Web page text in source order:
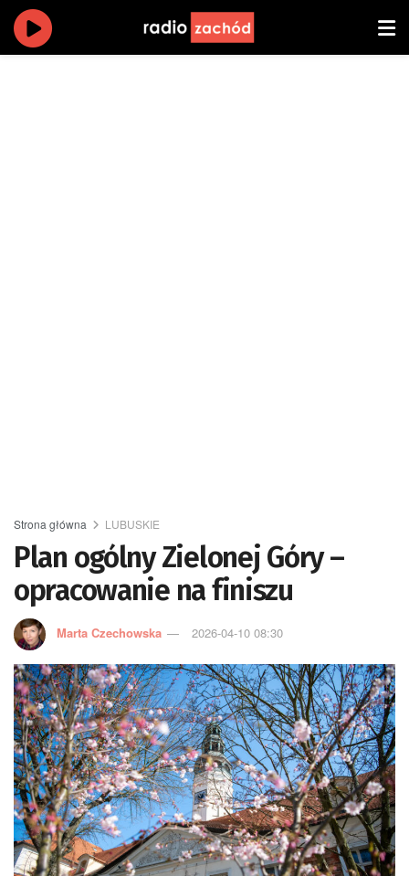
Strona główna LUBUSKIE
Plan ogólny Zielonej Góry –
opracowanie na finiszu
Marta Czechowska 2026-04-10 08:30